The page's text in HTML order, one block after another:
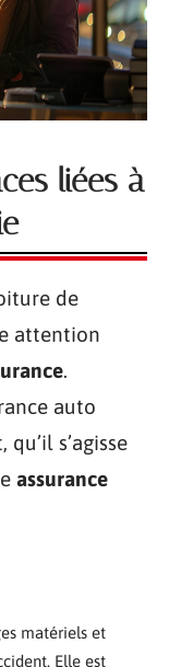
liées à
de
attention
.
auto
s’agisse
assurance
matériels et
Elle est